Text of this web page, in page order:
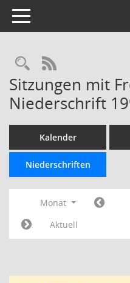
Toggle navigation
RSS-Feed
Sitzungen mit
Niederschrift
Kalender
Niederschriften
Monat
Aktuell